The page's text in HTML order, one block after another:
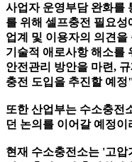
사업자 운영부담 완화를
를 위해 셀프충전 필요
업계 및 이용자의 의견
기술적 애로사항 해소를
안전관리 방안을 마련,
충전 도입을 추진할 예
또한 산업부는 수소충전
던 논의를 이어갈 예정이
현재 수소충전소는 '고